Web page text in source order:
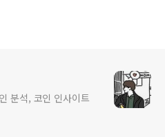
분석, 코인 인사이트